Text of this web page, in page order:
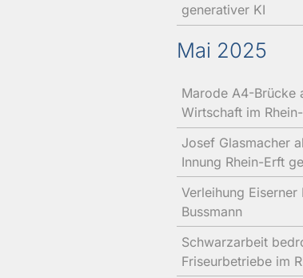
generativer KI
Mai 2025
Marode A4-Brücke
Wirtschaft im
Josef Glasmacher
Innung Rhein-Erft
Verleihung
Bussmann
Schwarzarbeit
Friseurbetriebe im